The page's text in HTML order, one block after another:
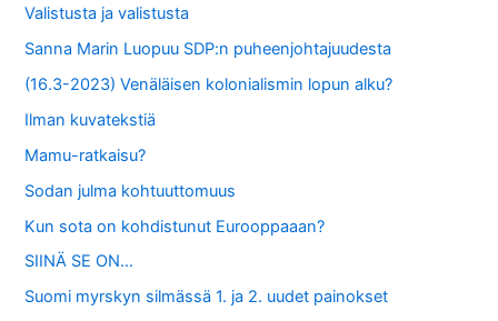
Valistusta ja valistusta
Sanna Marin Luopuu SDP:n puheenjohtajuudesta
(16.3-2023) Venäläisen kolonialismin lopun alku?
Ilman kuvatekstiä
Mamu-ratkaisu?
Sodan julma kohtuuttomuus
Kun sota on kohdistunut Eurooppaaan?
SIINÄ SE ON…
Suomi myrskyn silmässä 1. ja 2. uudet painokset